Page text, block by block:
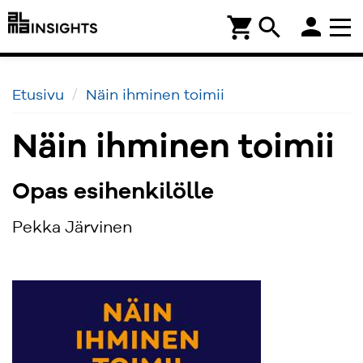
search
shopping_cart person
Etusivu Näin ihminen toimii
Näin ihminen toimii
Opas esihenkilölle
Pekka Järvinen